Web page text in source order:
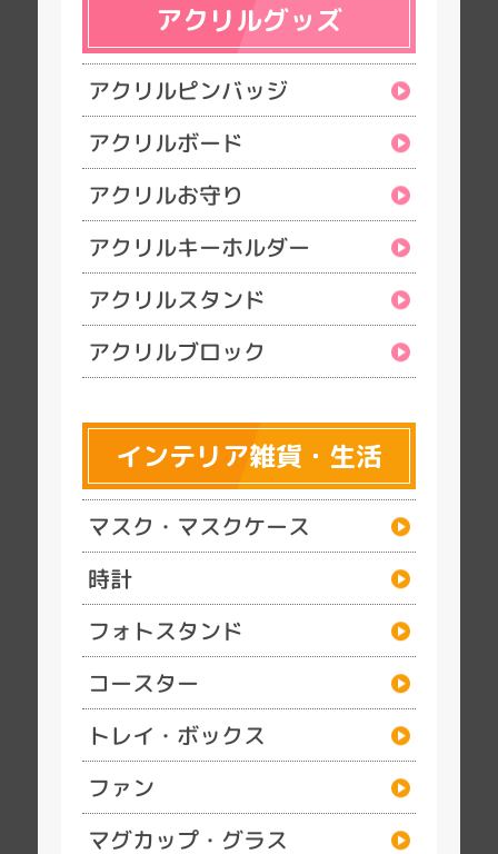
アクリルグッズ
アクリルピンバッジ
アクリルボード
アクリルお守り
アクリルキーホルダー
アクリルスタンド
アクリルブロック
インテリア雑貨・生活
マスク・マスクケース
時計
フォトスタンド
コースター
トレイ・ボックス
ファン
マグカップ・グラス